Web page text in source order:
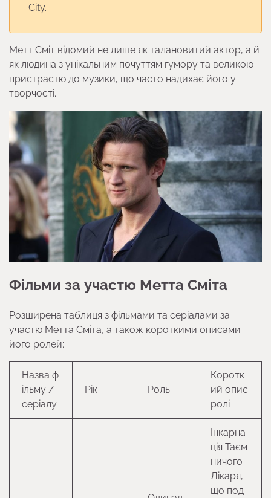
City.
Метт Сміт відомий не лише як талановитий актор, а й
як людина з унікальним почуттям гумору та великою
пристрастю до музики, що часто надихає його у
творчості.
Фільми за участю Метта Сміта
Розширена таблиця з фільмами та серіалами за
участю Метта Сміта, а також короткими описами
його ролей:
Назва ф
ільму /
серіалу
Рік Роль
Коротк
ий опис
ролі
Інкарна
ція Таєм
ничого
Лікаря,
що под